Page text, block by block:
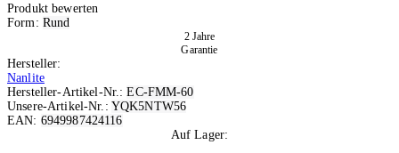
Produkt bewerten
Form: Rund
2 Jahre
Garantie
Hersteller:
Nanlite
Hersteller-Artikel-Nr.:EC-FMM-60
Unsere-Artikel-Nr.: YQK5NTW56
EAN: 6949987424116
Auf Lager: